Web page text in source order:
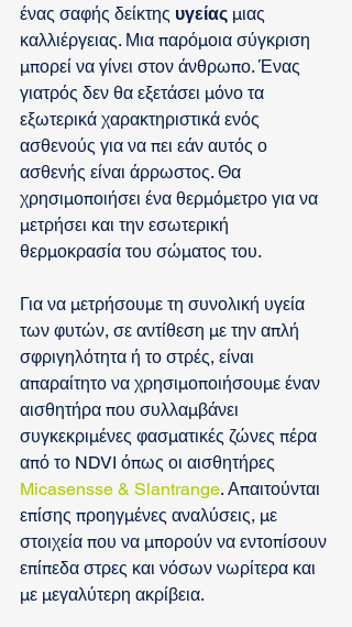
ένας σαφής δείκτης υγείας μιας
καλλιέργειας. Μια παρόμοια σύγκριση
μπορεί να γίνει στον άνθρωπο. Ένας
γιατρός δεν θα εξετάσει μόνο τα
εξωτερικά χαρακτηριστικά ενός
ασθενούς για να πει εάν αυτός ο
ασθενής είναι άρρωστος. Θα
χρησιμοποιήσει ένα θερμόμετρο για να
μετρήσει και την εσωτερική
θερμοκρασία του σώματος του.
Για να μετρήσουμε τη συνολική υγεία
των φυτών, σε αντίθεση με την απλή
σφριγηλότητα ή το στρές, είναι
απαραίτητο να χρησιμοποιήσουμε έναν
αισθητήρα που συλλαμβάνει
συγκεκριμένες φασματικές ζώνες πέρα
από το NDVI όπως οι αισθητήρες
Micasensse & Slantrange. Απαιτούνται
επίσης προηγμένες αναλύσεις, με
στοιχεία που να μπορούν να εντοπίσουν
επίπεδα στρες και νόσων νωρίτερα και
με μεγαλύτερη ακρίβεια.